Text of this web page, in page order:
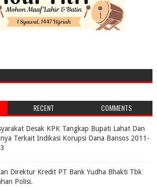
RECENT COMMENTS
Desak KPK Tangkap Bupati Lahat Dan
Terkait Indikasi Korupsi Dana Bansos 2011-
Direktur Kredit PT Bank Yudha Bhakti Tbk
Polisi.